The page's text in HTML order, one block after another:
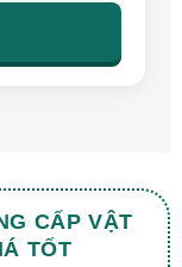
CẤP VẬT
TỐT